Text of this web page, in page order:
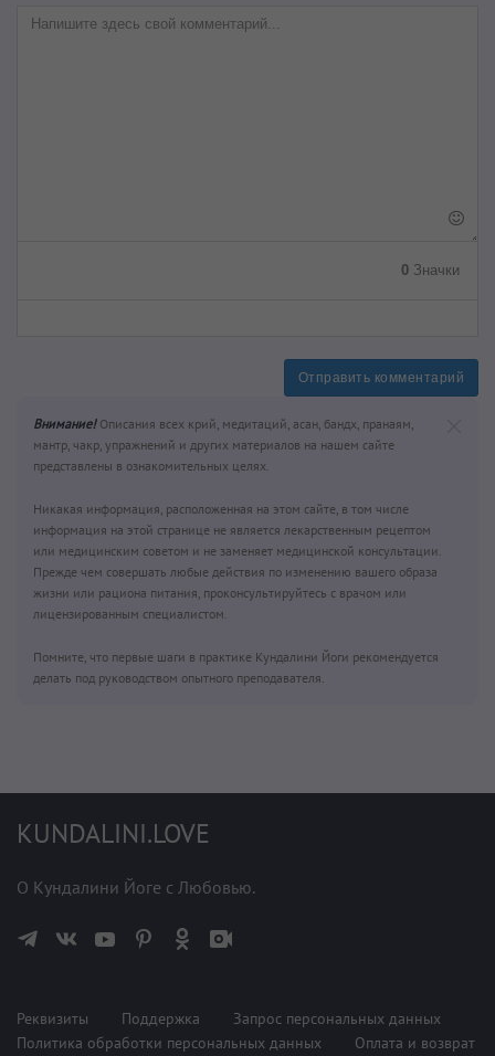
0 Значки
Отправить комментарий
Внимание!Описания всех крий, медитаций, асан, бандх, пранаям,
мантр, чакр, упражнений и других материалов на нашем сайте
представлены в ознакомительных целях.
Никакая информация, расположенная на этом сайте, в том числе
информация на этой странице не является лекарственным рецептом
или медицинским советом и не заменяет медицинской консультации.
Прежде чем совершать любые действия по изменению вашего образа
жизни или рациона питания, проконсультируйтесь с врачом или
лицензированным специалистом.
Помните, что первые шаги в практике Кундалини Йоги рекомендуется
делать под руководством опытного преподавателя.
KUNDALINI.LOVE
О Кундалини Йоге с Любовью.
Реквизиты Поддержка
Запрос персональных данных
Политика обработки персональных данных
Оплата и возврат